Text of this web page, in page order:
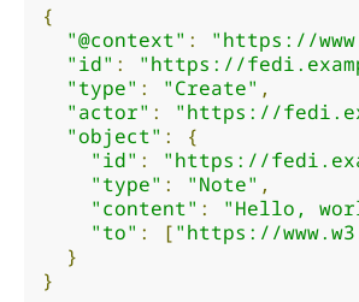
{
"@context" :
"https://
"id" :
"https://
"type" : "Create" ,
"actor" :
"https://
"object" :
{
"id" :
"https://
"type" : "Note" ,
"content" : "Hello,
"to" : ["https://
}
}